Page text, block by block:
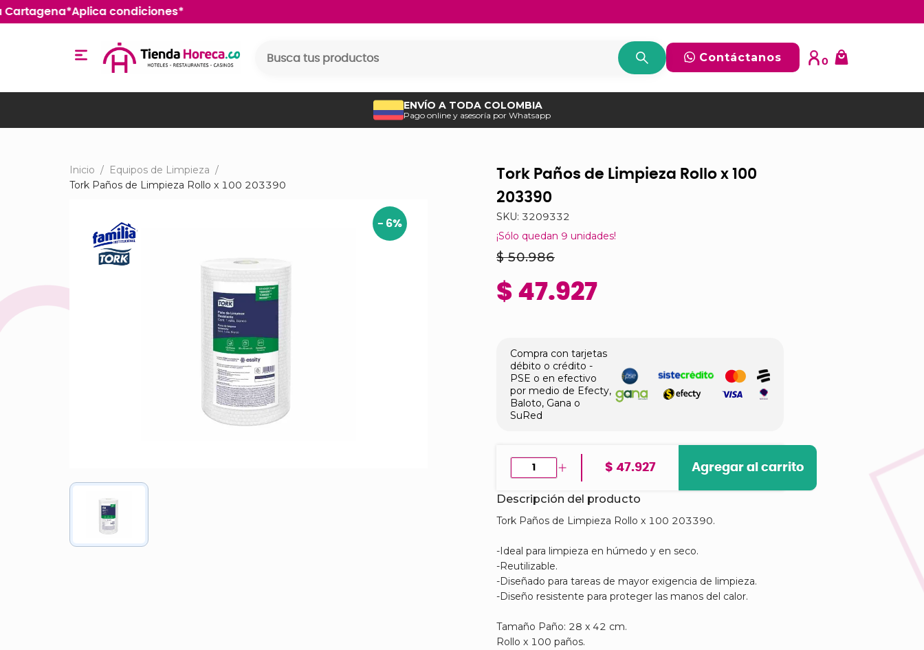
Cartagena*Aplica condiciones*
Contáctanos 0
ENVÍO A TODA COLOMBIA
Pago online y asesoría por Whatsapp
Inicio / Equipos de Limpieza /
Tork Paños de Limpieza Rollo x 100 203390
- 6%
Tork Paños de Limpieza Rollo x 100
203390
SKU: 3209332
¡Sólo quedan 9 unidades!
$ 50.986
$ 47.927
Compra con tarjetas
débito o crédito -
PSE o en efectivo
por medio de Efecty,
Baloto, Gana o
SuRed
$ 47.927 Agregar al carrito
Descripción del producto
Tork Paños de Limpieza Rollo x 100 203390.
-Ideal para limpieza en húmedo y en seco.
-Reutilizable.
-Diseñado para tareas de mayor exigencia de limpieza.
-Diseño resistente para proteger las manos del calor.
Tamaño Paño: 28 x 42 cm.
Rollo x 100 paños.